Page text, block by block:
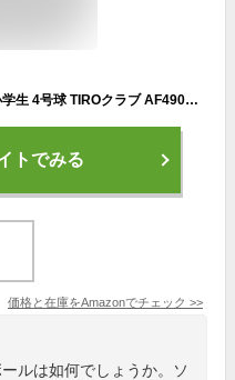
adidas(アディダス)サッカーボール 小学生 4号球 TIROクラブ AF4902BK
トでみる
価格と在庫をAmazonでチェック >>
ルは如何でしょうか。ソ